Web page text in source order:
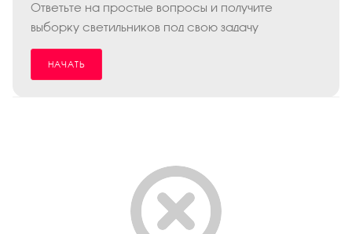
Ответьте на простые вопросы и получите
выборку светильников под свою задачу
НАЧАТЬ